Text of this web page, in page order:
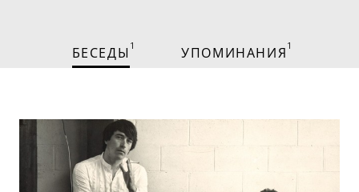
БЕСЕДЫ 1 УПОМИНАНИЯ 1